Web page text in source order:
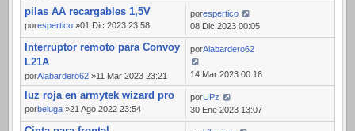
pilas AA recargables 1,5V
porespertico »01 Dic 2023 23:58
porespertico
08 Dic 2023 00:05
Interruptor remoto para Convoy
L21A
porAlabardero62 »11 Mar 2023 23:21
porAlabardero62
14 Mar 2023 00:16
luz roja en armytek wizard pro
porbeluga »21 Ago 2022 23:54
porUPz
30 Ene 2023 13:07